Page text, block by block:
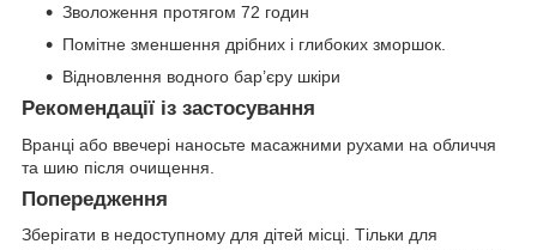
Зволоження протягом 72 годин
Помітне зменшення дрібних і глибоких зморшок.
Відновлення водного бар’єру шкіри
Рекомендації із застосування
Вранці або ввечері наносьте масажними рухами на обличчя
та шию після очищення.
Попередження
Зберігати в недоступному для дітей місці. Тільки для